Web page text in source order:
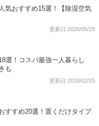
気おすすめ15選！【除湿空気
更新日:2026/05/29
選！コスパ最強一人暮らし
も
更新日:2026/02/25
すすめ20選！置くだけタイプ